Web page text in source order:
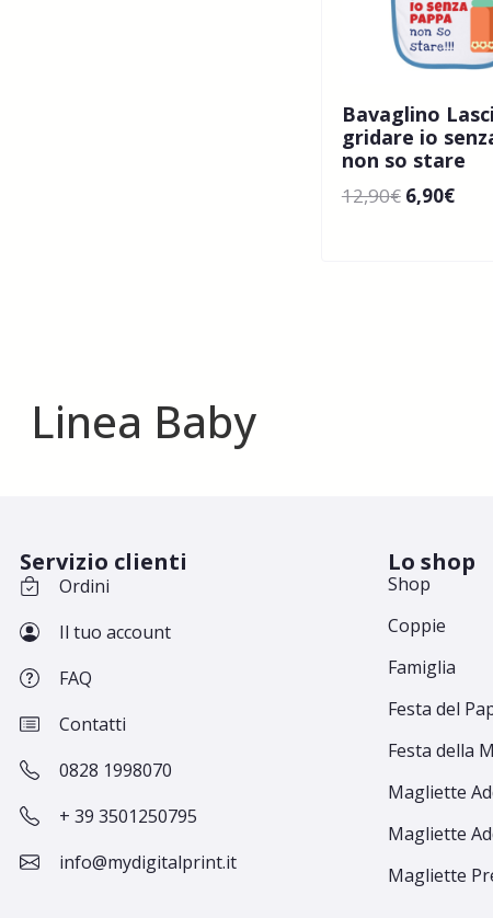
Bavaglino
gridare io
non so stare
12,90€ 6,90€
Linea Baby
Servizio clienti
Ordini
Il tuo account
FAQ
Contatti
0828 1998070
+ 39 3501250795
info@mydigitalprint.it
Lo shop
Shop
Coppie
Famiglia
Festa del
Festa della
Magliette
Magliette
Magliette